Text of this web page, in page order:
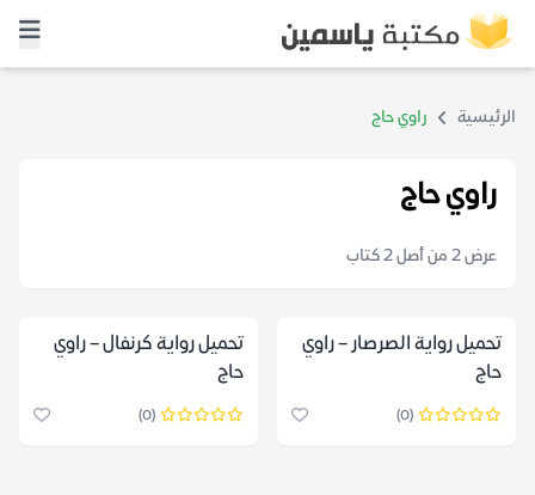
الرئيسية راوي حاج
راوي حاج
عرض 2 من أصل 2 كتاب
تحميل رواية الصرصار – راوي
حاج
(0)
تحميل رواية كرنفال – راوي
حاج
(0)